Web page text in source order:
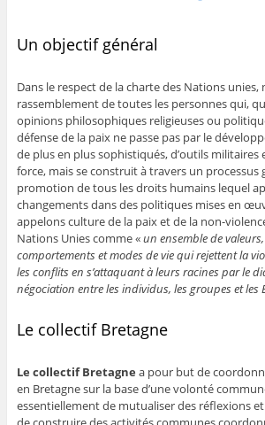
Un objectif général
Dans le respect de la charte des Nations
rassemblement de toutes les personnes qui,
opinions philosophiques religieuses ou
défense de la paix ne passe pas par le
de plus en plus sophistiqués, d’outils militaires
force, mais se construit à travers un processus
promotion de tous les droits humains lequel
changements dans des politiques mises en
appelons culture de la paix et de la non-
Nations Unies comme «un ensemble de
comportements et modes de vie qui rejettent la
les conflits en s’attaquant à leurs racines par le
négociation entre les individus, les groupes et les
Le collectif Bretagne
Le collectif Bretagne a pour but de
en Bretagne sur la base d’une volonté
essentiellement de mutualiser des réflexions